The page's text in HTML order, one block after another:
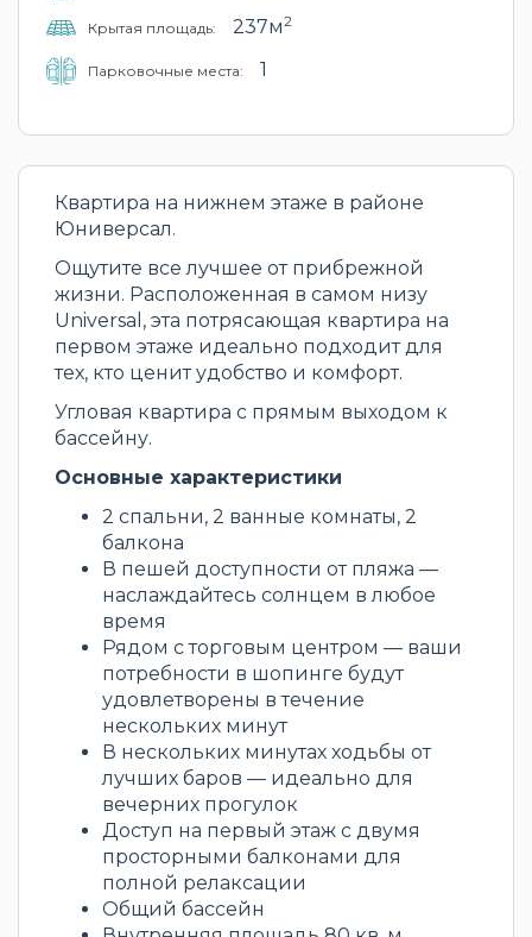
Крытая площадь: 237м2
Парковочные места: 1
Квартира на нижнем этаже в районе
Юниверсал.
Ощутите все лучшее от прибрежной
жизни. Расположенная в самом низу
Universal, эта потрясающая квартира на
первом этаже идеально подходит для
тех, кто ценит удобство и комфорт.
Угловая квартира с прямым выходом к
бассейну.
Основные характеристики
2 спальни, 2 ванные комнаты, 2
балкона
В пешей доступности от пляжа —
наслаждайтесь солнцем в любое
время
Рядом с торговым центром — ваши
потребности в шопинге будут
удовлетворены в течение
нескольких минут
В нескольких минутах ходьбы от
лучших баров — идеально для
вечерних прогулок
Доступ на первый этаж с двумя
просторными балконами для
полной релаксации
Общий бассейн